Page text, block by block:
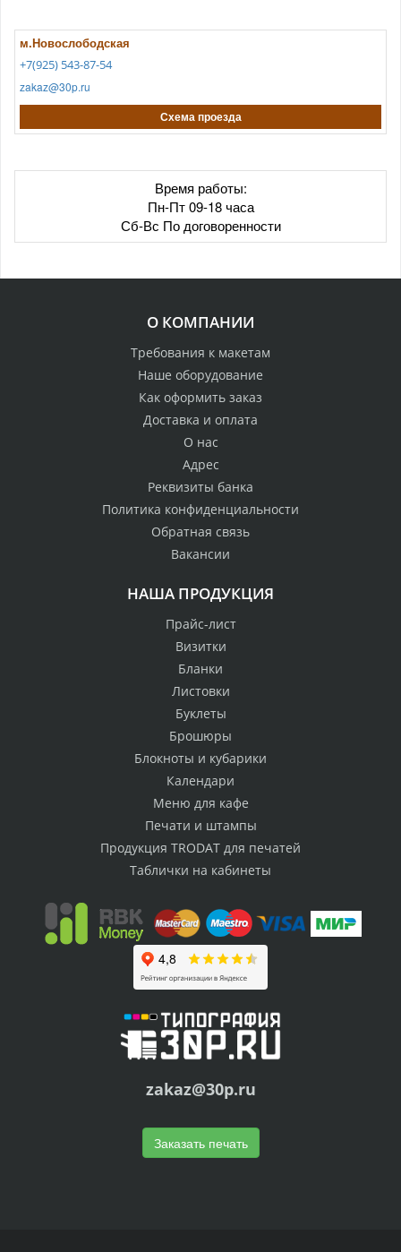
м.Новослободская
+7(925) 543-87-54
zakaz@30p.ru
Схема проезда
Время работы:
Пн-Пт 09-18 часа
Сб-Вс По договоренности
О КОМПАНИИ
Требования к макетам
Наше оборудование
Как оформить заказ
Доставка и оплата
О нас
Адрес
Реквизиты банка
Политика конфиденциальности
Обратная связь
Вакансии
НАША ПРОДУКЦИЯ
Прайс-лист
Визитки
Бланки
Листовки
Буклеты
Брошюры
Блокноты и кубарики
Календари
Меню для кафе
Печати и штампы
Продукция TRODAT для печатей
Таблички на кабинеты
zakaz@30p.ru
Заказать печать